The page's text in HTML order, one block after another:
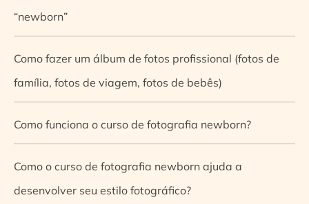
“newborn”
Como fazer um álbum de fotos profissional (fotos de
família, fotos de viagem, fotos de bebês)
Como funciona o curso de fotografia newborn?
Como o curso de fotografia newborn ajuda a
desenvolver seu estilo fotográfico?